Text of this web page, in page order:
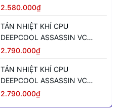
SFX/ FULL MODULAR/ 850W)
2.580.000₫
TẢN NHIỆT KHÍ CPU
DEEPCOOL ASSASSIN VC
ELITE (MÀU ĐEN)
2.790.000₫
TẢN NHIỆT KHÍ CPU
DEEPCOOL ASSASSIN VC
ELITE WH WH (MÀU TRẮNG)
2.790.000₫